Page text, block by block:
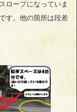
ロープになっていま
す。他の箇所は段差